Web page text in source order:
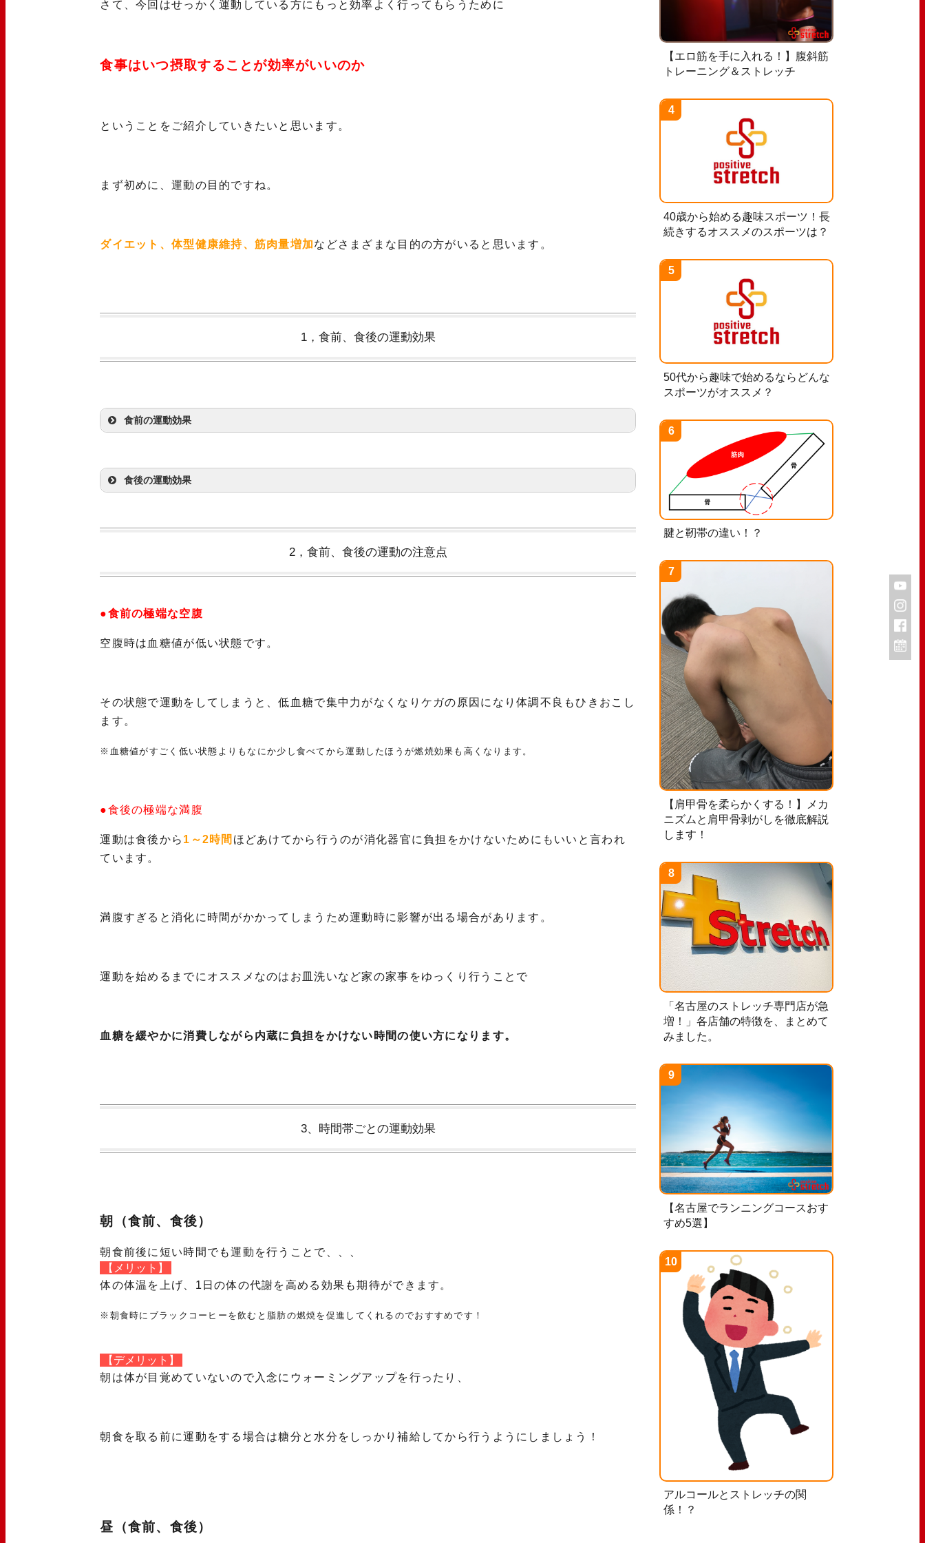
さて、今回はせっかく運動している方にもっと効率よく行ってもらうために
食事はいつ摂取することが効率がいいのか
ということをご紹介していきたいと思います。
まず初めに、運動の目的ですね。
ダイエット、体型健康維持、筋肉量増加などさまざまな目的の方がいると思います。
1，食前、食後の運動効果
食前の運動効果
食後の運動効果
2，食前、食後の運動の注意点
●食前の極端な空腹
空腹時は血糖値が低い状態です。
その状態で運動をしてしまうと、低血糖で集中力がなくなりケガの原因になり体調不良もひきおこし
ます。
※血糖値がすごく低い状態よりもなにか少し食べてから運動したほうが燃焼効果も高くなります。
●食後の極端な満腹
運動は食後から 1～2時間 ほどあけてから行うのが消化器官に負担をかけないためにもいいと言われ
ています。
満腹すぎると消化に時間がかかってしまうため運動時に影響が出る場合があります。
運動を始めるまでにオススメなのはお皿洗いなど家の家事をゆっくり行うことで
血糖を緩やかに消費しながら内蔵に負担をかけない時間の使い方になります。
3、時間帯ごとの運動効果
朝（食前、食後）
朝食前後に短い時間でも運動を行うことで、、、
【メリット】
体の体温を上げ、1日の体の代謝を高める効果も期待ができます。
※朝食時にブラックコーヒーを飲むと脂肪の燃焼を促進してくれるのでおすすめです！
【デメリット】
朝は体が目覚めていないので入念にウォーミングアップを行ったり、
朝食を取る前に運動をする場合は糖分と水分をしっかり補給してから行うようにしましょう！
昼（食前、食後）
【エロ筋を手に入れる！】腹斜筋
トレーニング＆ストレッチ
40歳から始める趣味スポーツ！長
続きするオススメのスポーツは？
50代から趣味で始めるならどんな
スポーツがオススメ？
腱と靭帯の違い！？
【肩甲骨を柔らかくする！】メカ
ニズムと肩甲骨剥がしを徹底解説
します！
「名古屋のストレッチ専門店が急
増！」各店舗の特徴を、まとめて
みました。
【名古屋でランニングコースおす
すめ5選】
アルコールとストレッチの関
係！？